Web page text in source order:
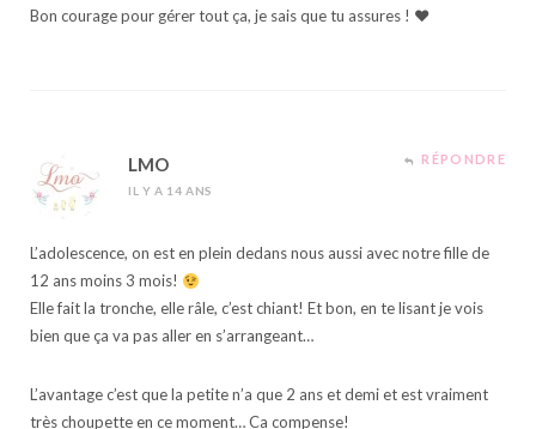
Bon courage pour gérer tout ça, je sais que tu assures ! ♥
LMO
IL Y A 14 ANS
RÉPONDRE
L’adolescence, on est en plein dedans nous aussi avec notre fille de
12 ans moins 3 mois!
Elle fait la tronche, elle râle, c’est chiant! Et bon, en te lisant je vois
bien que ça va pas aller en s’arrangeant…
L’avantage c’est que la petite n’a que 2 ans et demi et est vraiment
très choupette en ce moment… Ca compense!